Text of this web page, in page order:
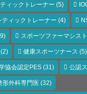
ィックトレーナー (5)
ティックトレーナー (4)
スポーツファーマシスト
(2) 健康スポーツナース (5)
協会認定PES (31) 公認
形外科専門医 (32)